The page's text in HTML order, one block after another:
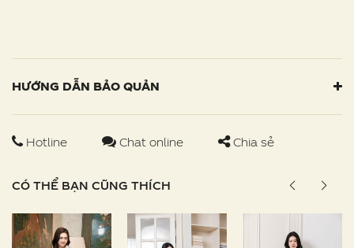
HƯỚNG DẪN BẢO QUẢN
Hotline Chat online Chia sẻ
CÓ THỂ BẠN CŨNG THÍCH